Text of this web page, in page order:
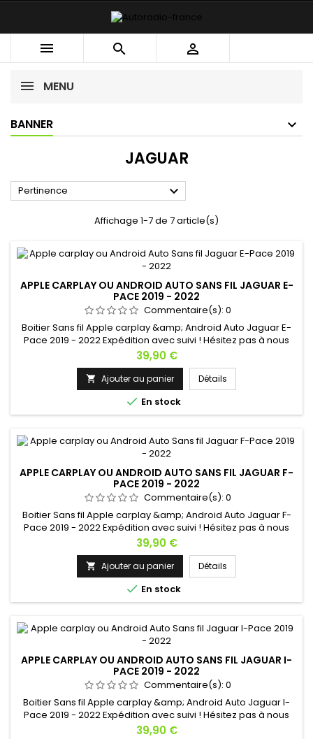
  
MENU
BANNER
JAGUAR
Pertinence 
Affichage 1-7 de 7 article(s)
APPLE CARPLAY OU ANDROID AUTO SANS FIL JAGUAR E-
PACE 2019 - 2022
Commentaire(s): 0
Boitier Sans fil Apple carplay &amp; Android Auto Jaguar E-
Pace 2019 - 2022 Expédition avec suivi ! Hésitez pas à nous
contacter si vous avez une question !
Prix
39,90 €
 Ajouter au panier Détails
 En stock
APPLE CARPLAY OU ANDROID AUTO SANS FIL JAGUAR F-
PACE 2019 - 2022
Commentaire(s): 0
Boitier Sans fil Apple carplay &amp; Android Auto Jaguar F-
Pace 2019 - 2022 Expédition avec suivi ! Hésitez pas à nous
contacter si vous avez une question !
Prix
39,90 €
 Ajouter au panier Détails
 En stock
APPLE CARPLAY OU ANDROID AUTO SANS FIL JAGUAR I-
PACE 2019 - 2022
Commentaire(s): 0
Boitier Sans fil Apple carplay &amp; Android Auto Jaguar I-
Pace 2019 - 2022 Expédition avec suivi ! Hésitez pas à nous
contacter si vous avez une question !
Prix
39,90 €